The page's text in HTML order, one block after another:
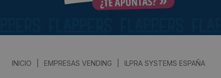
INICIO EMPRESAS VENDING ILPRA SYSTEMS ESPAÑA